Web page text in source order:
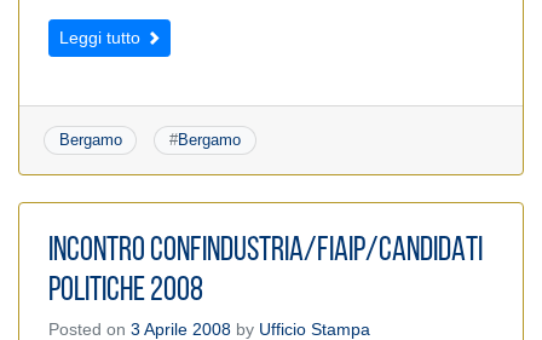
Leggi tutto
Bergamo #Bergamo
INCONTRO CONFINDUSTRIA/FIAIP/CANDIDATI
POLITICHE 2008
Posted on 3 Aprile 2008 by Ufficio Stampa